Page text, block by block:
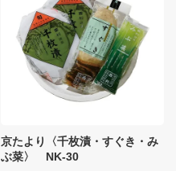
京たより〈千枚漬・すぐき・み
ぶ菜〉 NK-30